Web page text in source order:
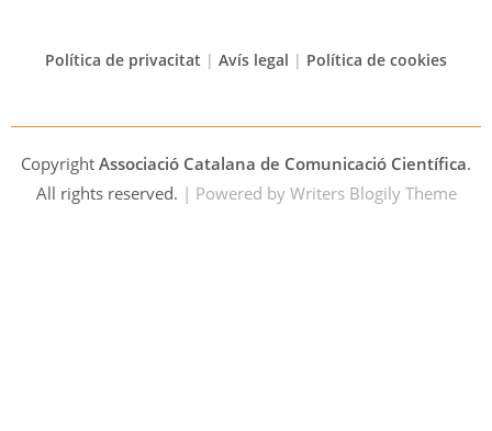
Política de privacitat | Avís legal | Política de cookies
Copyright Associació Catalana de Comunicació Científica.
All rights reserved. | Powered by Writers Blogily Theme